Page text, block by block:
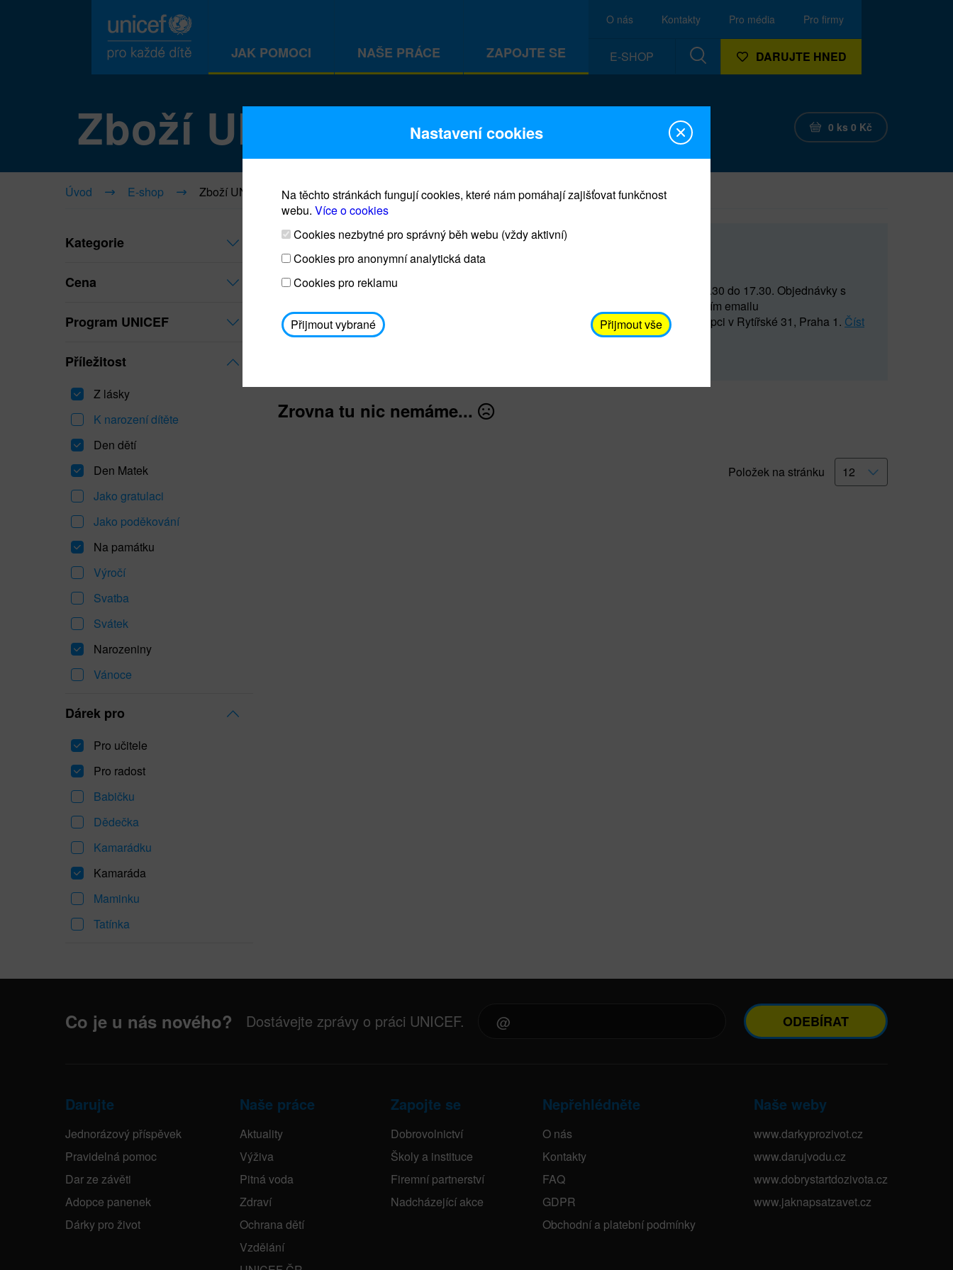
JAK POMOCI NAŠE PRÁCE ZAPOJTE SE
O nás Kontakty Pro média Pro firmy
E-SHOP DARUJTE HNED
Zboží UNICEF 0 ks 0 Kč
Úvod E-shop Zboží UNICEF
Kategorie
Cena
Program UNICEF
Příležitost
Z lásky
K narození dítěte
Den dětí
Den Matek
Jako gratulaci
Jako poděkování
Na památku
Výročí
Svatba
Svátek
Narozeniny
Vánoce
Dárek pro
Pro učitele
Pro radost
Babičku
Dědečka
Kamarádku
Kamaráda
Maminku
Tatínka
Prodej blahopřání a dárků UNICEF
Prodejna UNICEF bude otevřena každý čtvrtek o 11 do 15 a od 15.30 do 17.30. Objednávky s
osobním odběrem je možné vyzvednout po domluvě (prostřednictvím emailu
avodickova@unicef.cz nebo telefonním čísle 606 655 547) na recepci v Rytířské 31, Praha 1. Číst
dále
Zrovna tu nic nemáme...
Položek na stránku
Co je u nás nového? Dostávejte zprávy o práci UNICEF. ODEBÍRAT
Darujte
Jednorázový příspěvek
Pravidelná pomoc
Dar ze závěti
Adopce panenek
Dárky pro život
Naše práce
Aktuality
Výživa
Pitná voda
Zdraví
Ochrana dětí
Vzdělání
Zapojte se
Dobrovolnictví
Školy a instituce
Firemní partnerství
Nadcházející akce
Nepřehlédněte
O nás
Kontakty
FAQ
GDPR
Obchodní a platební podmínky
Naše weby
www.darkyprozivot.cz
www.darujvodu.cz
www.dobrystartdozivota.cz
www.jaknapsatzavet.cz
Nastavení cookies
Na těchto stránkách fungují cookies, které nám pomáhají zajišťovat funkčnost
webu. Více o cookies
Cookies nezbytné pro správný běh webu (vždy aktivní)
Cookies pro anonymní analytická data
Cookies pro reklamu
Přijmout vybrané Přijmout vše